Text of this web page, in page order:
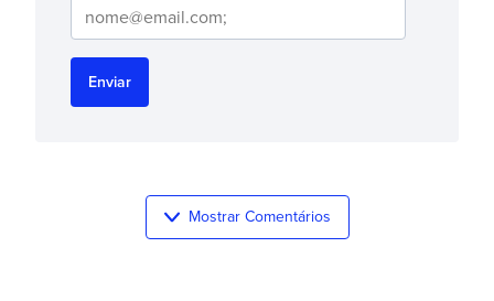
Mostrar Comentários